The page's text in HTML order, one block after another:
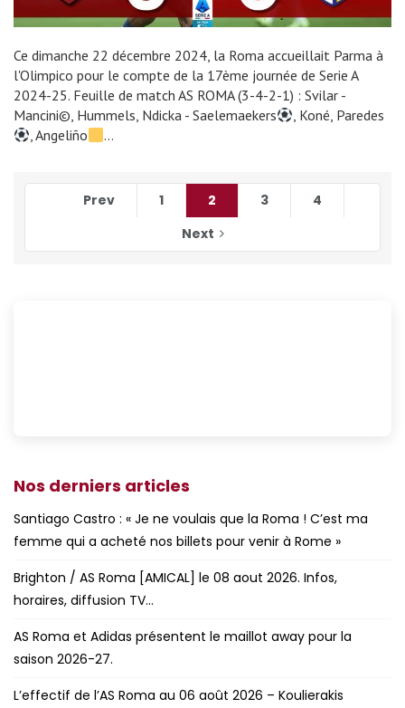
Ce dimanche 22 décembre 2024, la Roma accueillait Parma à
l'Olimpico pour le compte de la 17ème journée de Serie A
2024-25. Feuille de match AS ROMA (3-4-2-1) : Svilar -
Mancini©️, Hummels, Ndicka - Saelemaekers
, Koné, Paredes
, Angeliño
…
Prev 1 2 3
4
Next
Nos derniers articles
Santiago Castro : « Je ne voulais que la Roma ! C’est ma
femme qui a acheté nos billets pour venir à Rome »
Brighton / AS Roma [AMICAL] le 08 aout 2026. Infos,
horaires, diffusion TV…
AS Roma et Adidas présentent le maillot away pour la
saison 2026-27.
L’effectif de l’AS Roma au 06 août 2026 – Koulierakis